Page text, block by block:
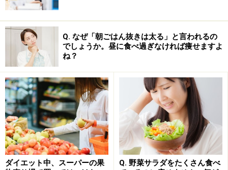
Q. なぜ「朝ごはん抜きは太る」と言われるの
でしょうか。昼に食べ過ぎなければ痩せますよ
ね？
ダイエット中、スーパーの果
Q. 野菜サラダをたくさん食べ